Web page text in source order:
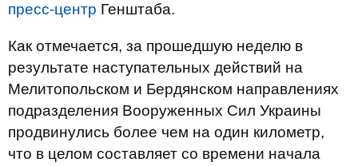
пресс-центр Генштаба.
Как отмечается, за прошедшую неделю в
результате наступательных действий на
Мелитопольском и Бердянском направлениях
подразделения Вооруженных Сил Украины
продвинулись более чем на один километр,
что в целом составляет со времени начала